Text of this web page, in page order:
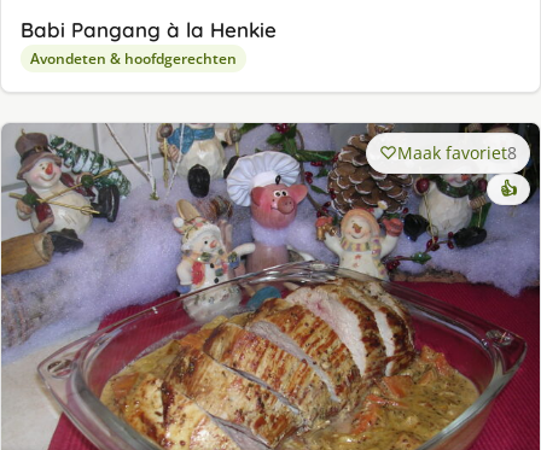
Babi Pangang à la Henkie
Avondeten & hoofdgerechten
Maak favoriet8
👍